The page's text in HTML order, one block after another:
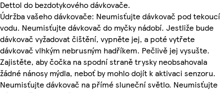
Dettol do bezdotykového dávkovače.
Údržba vašeho dávkovače: Neumisťujte dávkovač pod tekoucí
vodu. Neumisťujte dávkovač do myčky nádobí. Jestliže bude
dávkovač vyžadovat čištění, vypněte jej, a poté vytřete
dávkovač vlhkým nebrusným hadříkem. Pečlivě jej vysušte.
Zajistěte, aby čočka na spodní straně trysky neobsahovala
žádné nánosy mýdla, neboť by mohlo dojít k aktivaci senzoru.
Neumisťujte dávkovač na přímé sluneční světlo. Neumisťujte